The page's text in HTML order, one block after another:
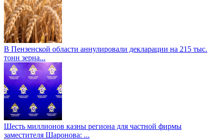
В Пензенской области аннулировали декларации на 215 тыс.
тонн зерна...
Шесть миллионов казны региона для частной фирмы
заместителя Шаронова: ...